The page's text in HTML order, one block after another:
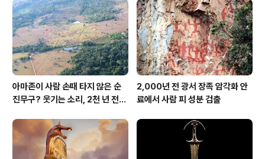
아마존이 사람 손때 타지 않은 순
진무구? 웃기는 소리, 2천 년 전에
2,000년 전 광서 장족 암각화 안
료에서 사람 피 성분 검출